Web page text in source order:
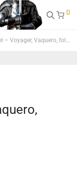
0
Vaquero, foldekniv, XL